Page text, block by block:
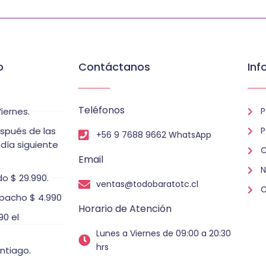
de las
siguiente
$ 29.990.
$ 4.990
el
Contáctanos
Teléfonos
+56 9 7688 9662 WhatsApp
Email
ventas@todobaratotc.cl
Horario de Atención
Lunes a Viernes de 09:00 a 20:30
hrs